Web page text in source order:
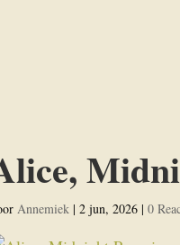
Annemiek |2 jun, 2026 |0